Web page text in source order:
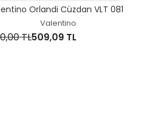
Orlandi Cüzdan VLT 081
Valentino
TL509,09 TL